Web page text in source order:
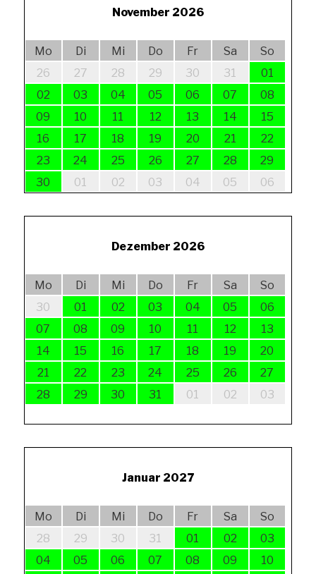
November 2026
Mo Di Mi Do Fr Sa
So
26
27 28 29 30 31
01
02
03 04 05 06 07
08
09
10 11 12 13 14
15
16
17 18 19 20 21
22
23
24 25 26 27 28
29
30
01 02 03 04 05 06
Dezember 2026
Mo Di Mi Do Fr Sa
So
30
01 02 03 04 05
06
07
08 09 10 11 12
13
14
15 16 17 18 19
20
21
22 23 24 25 26
27
28
29 30 31 01 02 03
Januar 2027
Mo Di Mi Do Fr Sa
So
28
29 30 31 01 02
03
04
05 06 07 08 09
10